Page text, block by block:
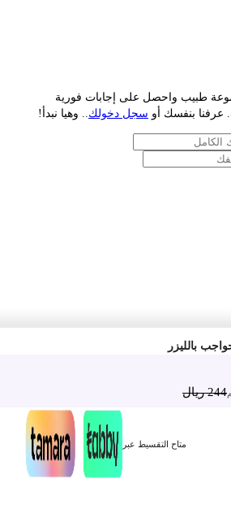
ريال
متاح التقسيط عبر
واحصل على إجابات فورية
بنفسك أوسجل دخولك.. وهيا نبدأ!